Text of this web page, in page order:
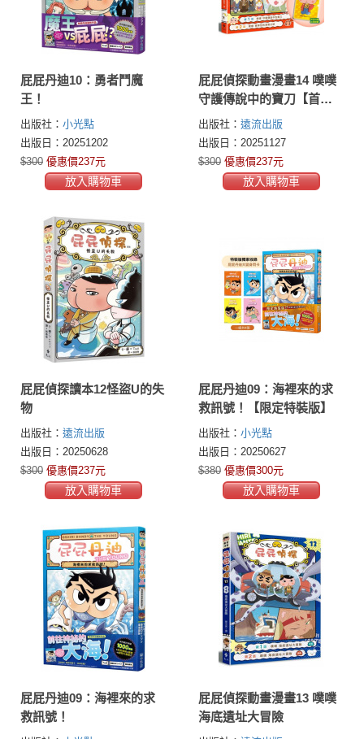
屁屁丹迪10：勇者鬥魔
王！
出版社： 小光點
出版日：20251202
$300 優惠價237元
放入購物車
屁屁偵探動畫漫畫14 噗噗
守護傳說中的寶刀【首刷
特贈屁屁偵探主君造型閃
卡】
出版社： 遠流出版
出版日：20251127
$300 優惠價237元
放入購物車
屁屁偵探讀本12怪盜U的失
物
出版社： 遠流出版
出版日：20250628
$300 優惠價237元
放入購物車
屁屁丹迪09：海裡來的求
救訊號！【限定特裝版】
出版社： 小光點
出版日：20250627
$380 優惠價300元
放入購物車
屁屁丹迪09：海裡來的求
救訊號！
屁屁偵探動畫漫畫13 噗噗
海底遺址大冒險